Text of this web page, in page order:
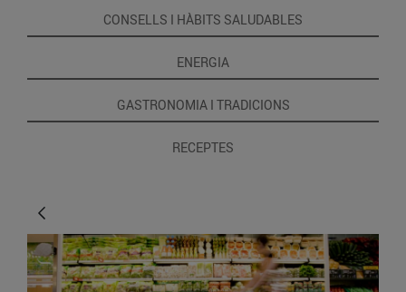
CONSELLS I HÀBITS SALUDABLES
ENERGIA
GASTRONOMIA I TRADICIONS
RECEPTES